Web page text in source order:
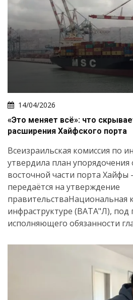
14/04/2026
«Это меняет всё»: что
расширения Хайфского порта
Всеизраильская комиссия по
утвердила план
восточной части порта
передаётся на утверждение
правительстваНациональная
инфраструктуре (ВАТА"Л), под
исполняющего обязанности